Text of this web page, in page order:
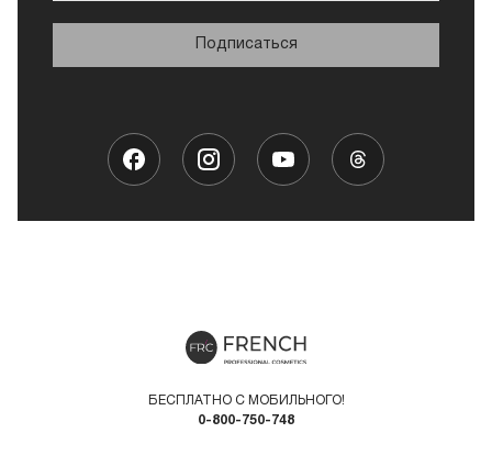
Подписаться
БЕСПЛАТНО С МОБИЛЬНОГО!
0-800-750-748